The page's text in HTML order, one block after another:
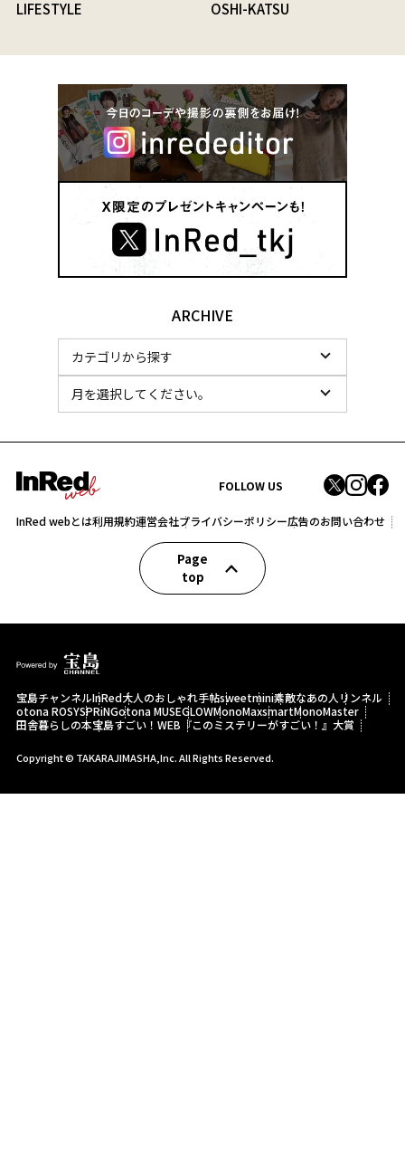
LIFESTYLE
OSHI-KATSU
ARCHIVE
FOLLOW US
InRed webとは利用規約運営会社プライバシーポリシー広告のお問い合わせ
Page
top
宝島チャンネルInRed大人のおしゃれ手帖sweetmini素敵なあの人 リンネル
otona ROSYSPRiNGotona MUSEGLOWMonoMaxsmartMonoMaster
田舎暮らしの本宝島すごい！WEB 『このミステリーがすごい！』大賞
Copyright © TAKARAJIMASHA,Inc. All Rights Reserved.